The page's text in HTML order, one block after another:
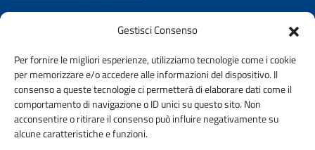
Gestisci Consenso
Per fornire le migliori esperienze, utilizziamo tecnologie come i cookie
per memorizzare e/o accedere alle informazioni del dispositivo. Il
consenso a queste tecnologie ci permetterà di elaborare dati come il
comportamento di navigazione o ID unici su questo sito. Non
acconsentire o ritirare il consenso può influire negativamente su
alcune caratteristiche e funzioni.
Facebook